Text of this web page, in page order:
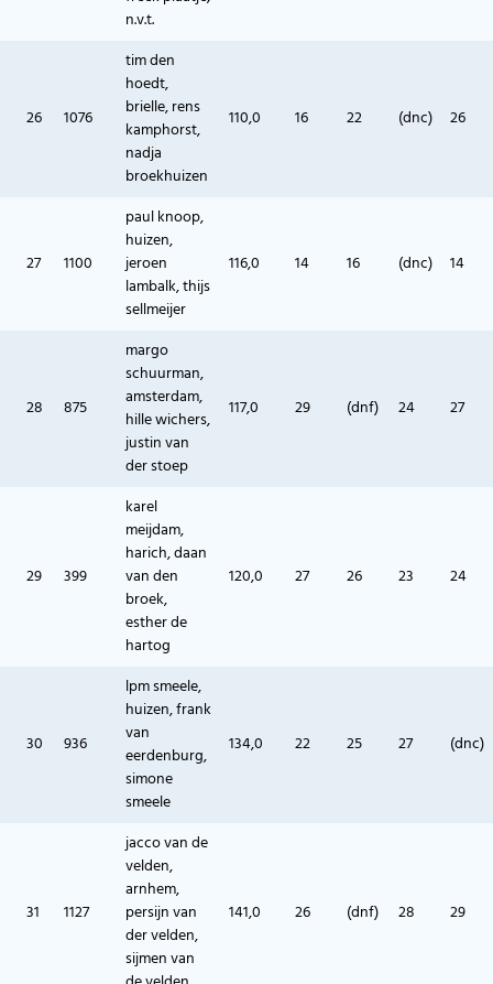
n.v.t.
26 1076
tim den
hoedt,
brielle, rens
kamphorst,
nadja
broekhuizen
110,0 16 22 (dnc) 26
27 1100
paul knoop,
huizen,
jeroen
lambalk, thijs
sellmeijer
116,0 14 16 (dnc) 14
28 875
margo
schuurman,
amsterdam,
hille wichers,
justin van
der stoep
117,0 29 (dnf) 24 27
29 399
karel
meijdam,
harich, daan
van den
broek,
esther de
hartog
120,0 27 26 23 24
30 936
lpm smeele,
huizen, frank
van
eerdenburg,
simone
smeele
134,0 22 25 27 (dnc)
31 1127
jacco van de
velden,
arnhem,
persijn van
der velden,
sijmen van
141,0 26 (dnf) 28 29